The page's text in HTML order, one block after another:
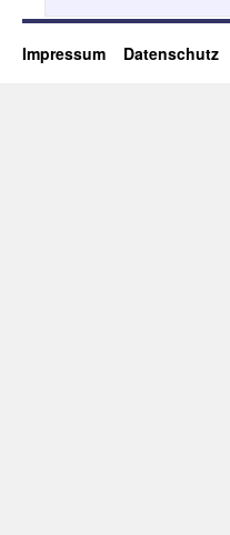
Impressum Datenschutz